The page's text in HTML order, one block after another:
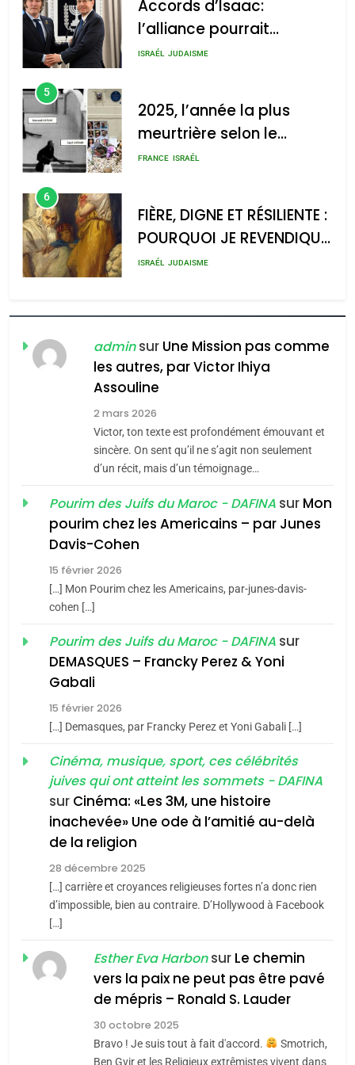
לע"מ Photos By
: Haim Zach /
GPO
2025, l’année la plus
meurtrière selon le rapport
l’antisémitisme
admin 0
Accords d’Isaac:
l’alliance pourrait
s’étendre à 13 pays
ISRAÉL JUDAISME
5
2025, l’année la plus
meurtrière selon le
rapport d’ADL contre
FRANCE ISRAÉL
6
FIÈRE, DIGNE ET RÉSILIENTE :
POURQUOI JE REVENDIQUE
MA JUDAÏTE par Thérèse
ISRAÉL JUDAISME
CE QUI NOUS MANQUE –
Jacques Hadida
JUDAISME
Maroc : Les amandes de
Tafraout, le miel de Tadla
Azilal consacrés produits
du terroir
DAFINA MAROC
Oeil ravageur – Vanessa
De Loya Stauber
«Tu dis génocide, je dis
guerre»: La nouvelle
Tout sur la Nostalgie
SOUVENIRS
l’alliance pourrait
s’étendre à 13 pays
d’Amérique latine
ISRAÉL JUDAISME
2025, l’année la plus
meurtrière selon le
rapport d’ADL contre
l’antisémitisme
FRANCE ISRAÉL
FIÈRE, DIGNE ET RÉSILIENTE :
adminsur Une Mission pas comme
les autres, par Victor Ihiya
Assouline
2 mars 2026
Victor, ton texte est profondément émouvant et
sincère. On sent qu’il ne s’agit non seulement
d’un récit, mais d’un témoignage…
Pourim des Juifs du Maroc - DAFINA sur Mon
pourim chez les Americains – par Junes
Davis-Cohen
15 février 2026
[…] Mon Pourim chez les Americains, par-junes-davis-
cohen […]
Pourim des Juifs du Maroc - DAFINA sur
DEMASQUES – Francky Perez & Yoni
Gabali
15 février 2026
[…] Demasques, par Francky Perez et Yoni Gabali […]
Cinéma, musique, sport, ces célébrités
juives qui ont atteint les sommets - DAFINA
sur Cinéma: «Les 3M, une histoire
inachevée» Une ode à l’amitié au-delà
de la religion
28 décembre 2025
[…] carrière et croyances religieuses fortes n’a donc rien
d’impossible, bien au contraire. D’Hollywood à Facebook
[…]
Esther Eva Harbonsur Le chemin
vers la paix ne peut pas être pavé
de mépris – Ronald S. Lauder
30 octobre 2025
Bravo ! Je suis tout à fait d'accord.
Smotrich,
Ben Gvir et les Religieux extrêmistes vivent dans
2025, l’année la plus
d’ADL contre
l’antisémitisme
FRANCE ISRAÉL
POURQUOI JE REVENDIQUE
Zrihen-Dvir
CE QUI NOUS MANQUE –
Jacques Hadida
JUDAISME
Maroc : Les amandes de
Azilal consacrés produits
du terroir
DAFINA MAROC
Oeil ravageur – Vanessa De
Loya Stauber
CINEMA ISRAÉL